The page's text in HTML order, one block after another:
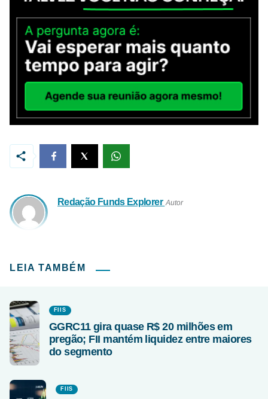
Redação Funds Explorer Autor
LEIA TAMBÉM
FIIS
GGRC11 gira quase R$ 20 milhões em
pregão; FII mantém liquidez entre maiores
do segmento
FIIS